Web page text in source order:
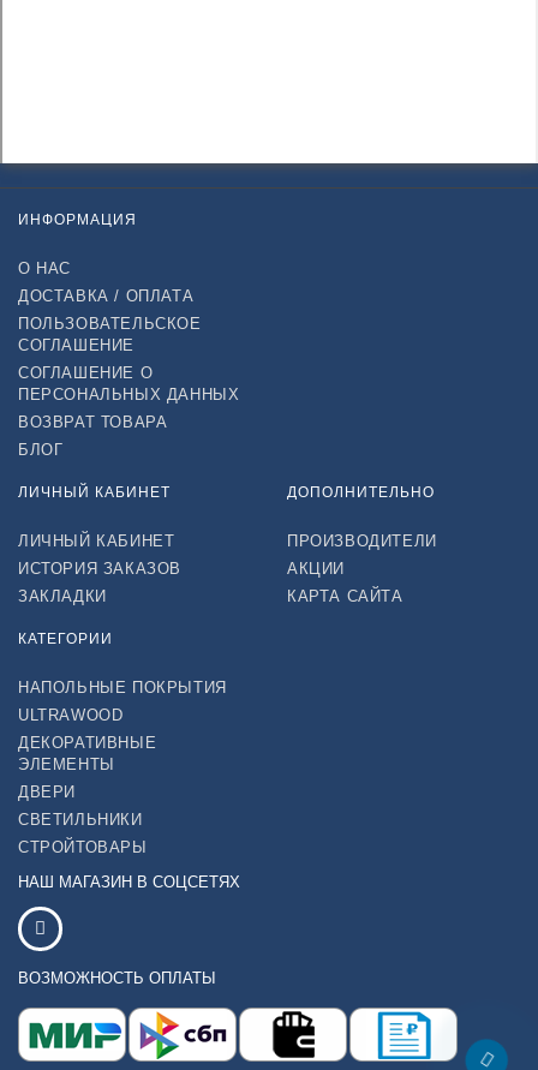
ИНФОРМАЦИЯ
О НАС
ДОСТАВКА / ОПЛАТА
ПОЛЬЗОВАТЕЛЬСКОЕ
СОГЛАШЕНИЕ
СОГЛАШЕНИЕ О
ПЕРСОНАЛЬНЫХ ДАННЫХ
ВОЗВРАТ ТОВАРА
БЛОГ
ЛИЧНЫЙ КАБИНЕТ
ЛИЧНЫЙ КАБИНЕТ
ИСТОРИЯ ЗАКАЗОВ
ЗАКЛАДКИ
ДОПОЛНИТЕЛЬНО
ПРОИЗВОДИТЕЛИ
АКЦИИ
КАРТА САЙТА
КАТЕГОРИИ
НАПОЛЬНЫЕ ПОКРЫТИЯ
ULTRAWOOD
ДЕКОРАТИВНЫЕ
ЭЛЕМЕНТЫ
ДВЕРИ
СВЕТИЛЬНИКИ
СТРОЙТОВАРЫ
НАШ МАГАЗИН В СОЦСЕТЯХ
ВОЗМОЖНОСТЬ ОПЛАТЫ